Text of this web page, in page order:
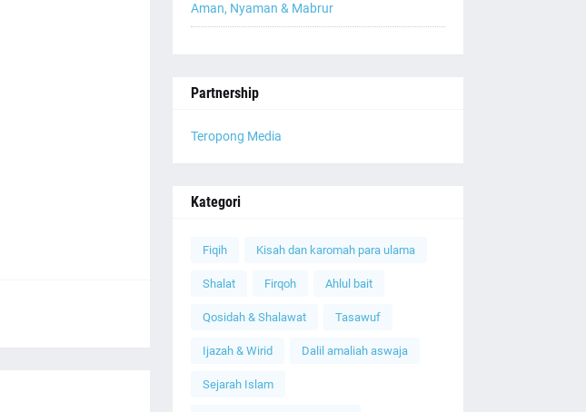
Aman, Nyaman & Mabrur
Partnership
Teropong Media
Kategori
Fiqih Kisah dan karomah para ulama
Shalat Firqoh Ahlul bait
Qosidah & Shalawat Tasawuf
Ijazah & Wirid Dalil amaliah aswaja
Sejarah Islam